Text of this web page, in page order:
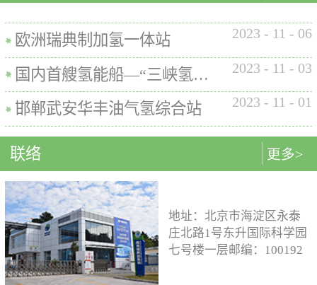
数表常规工作压力等级35MPa /
70MPa / 35&70MPa流量范围
0.1~7.2 kg/min计量精度±1%可
选加氢枪TK16或TK17或TK25
加氢枪数量单枪或双枪红外通
讯可选配预冷可选配防爆等级
（参考）II 3 G Ex h ia db mb eb
26990、GB/T 29126、GB/T
24549等标准。公司车载氢系统
氢系统主要包括加氢模块、储
氢模块、供氢模块以及控制模
块。车载储供氢系统所有管
路、阀门及接头等采用不与高
压氢气介质发生化学反应的材
料。电气元件及线束均具有防
水、阻燃防爆的功能；车载储
供氢系统及其附属零部件均通
过高低温、盐雾、IP防护等级
等相关型式试验，以保证氢系
统的安全性及稳定性；氢系统
支架、加注口等均通过检验验
证；系统具备防过压、防过
国内、欧盟、日本等地得到应
用。撬装一体式制氢、储氢、
地小，节省空间，维护维修方
便。2. 各模块紧密融合，运行
效率高。3. 节能环保。撬装一
体式装置性能参数表制氢能力
500Nm3以下加氢等级
100~1000kg/d氢气压缩额定工作
压力45MPa/87.5MPa氢气加注额
定工作压力35MPa/70MPa环境
温度-40~+50℃参考标准T/ZSA
235-2024, GB50516, GB 50177,
GB/T 43674, IEC 60069, EN ISO
80079等。
欧洲瑞典制加氢一体站 2023 - 11 - 06
国内首艘氢能船—“三峡氢舟1”号船载氢系统 2023 - 11 - 03
邯郸武安华丰油气氢综合站 2023 - 11 - 01
更多>
联络
地址：北京市海淀区永泰
庄北路1号东升国际科学园
七号楼一层邮编：100192